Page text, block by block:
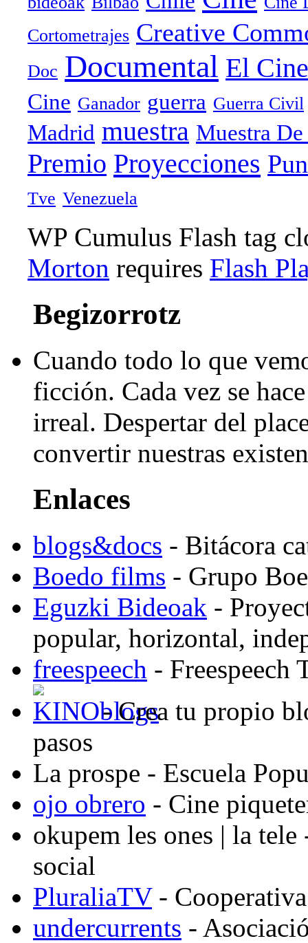
Cortometrajes Creative
Doc Documental El Cine
Cine Ganador guerra Guerra Civil
Madrid muestra Muestra
Premio Proyecciones
Tve Venezuela
WP Cumulus Flash tag
Morton requires Flash
Begizorrotz
Cuando todo lo que
ficción. Cada vez se
irreal. Despertar del
convertir nuestras
Enlaces
blogs&docs - Bitácora
Boedo films - Grupo
Eguzki Bideoak -
popular, horizontal,
freespeech - Freespeech
- Crea tu propio
pasos
La prospe - Escuela
ojo obrero - Cine
okupem les ones | la tele
social
PluraliaTV-
undercurrents -